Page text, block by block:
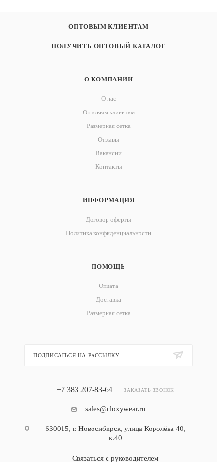
ОПТОВЫМ КЛИЕНТАМ
ПОЛУЧИТЬ ОПТОВЫЙ КАТАЛОГ
О КОМПАНИИ
О нас
Оптовым клиентам
Размерная сетка
Отзывы
Вакансии
Контакты
ИНФОРМАЦИЯ
Договор оферты
Политика конфиденциальности
ПОМОЩЬ
Оплата
Доставка
Размерная сетка
ПОДПИСАТЬСЯ НА РАССЫЛКУ
+7 383 207-83-64 ЗАКАЗАТЬ ЗВОНОК
sales@cloxywear.ru
630015, г. Новосибирск, улица Королёва 40,
к.40
Связаться с руководителем